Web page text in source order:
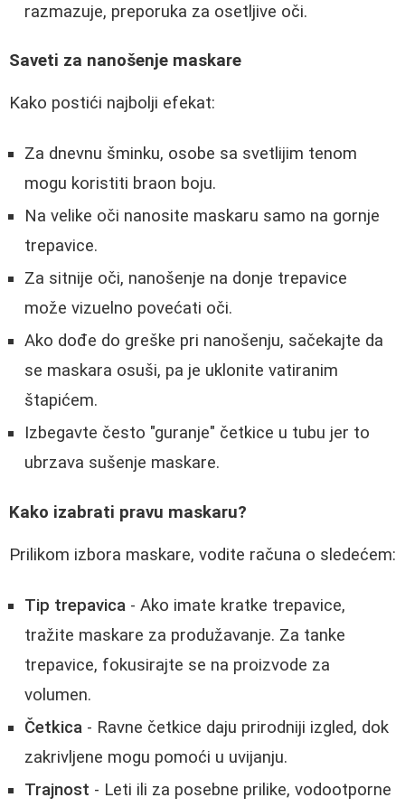
razmazuje, preporuka za osetljive oči.
Saveti za nanošenje maskare
Kako postići najbolji efekat:
Za dnevnu šminku, osobe sa svetlijim tenom
mogu koristiti braon boju.
Na velike oči nanosite maskaru samo na gornje
trepavice.
Za sitnije oči, nanošenje na donje trepavice
može vizuelno povećati oči.
Ako dođe do greške pri nanošenju, sačekajte da
se maskara osuši, pa je uklonite vatiranim
štapićem.
Izbegavte često "guranje" četkice u tubu jer to
ubrzava sušenje maskare.
Kako izabrati pravu maskaru?
Prilikom izbora maskare, vodite računa o sledećem:
Tip trepavica - Ako imate kratke trepavice,
tražite maskare za produžavanje. Za tanke
trepavice, fokusirajte se na proizvode za
volumen.
Četkica - Ravne četkice daju prirodniji izgled, dok
zakrivljene mogu pomoći u uvijanju.
Trajnost - Leti ili za posebne prilike, vodootporne